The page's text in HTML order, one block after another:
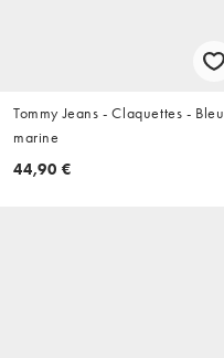
Tommy Jeans - Claquettes - Bleu
marine
44,90 €